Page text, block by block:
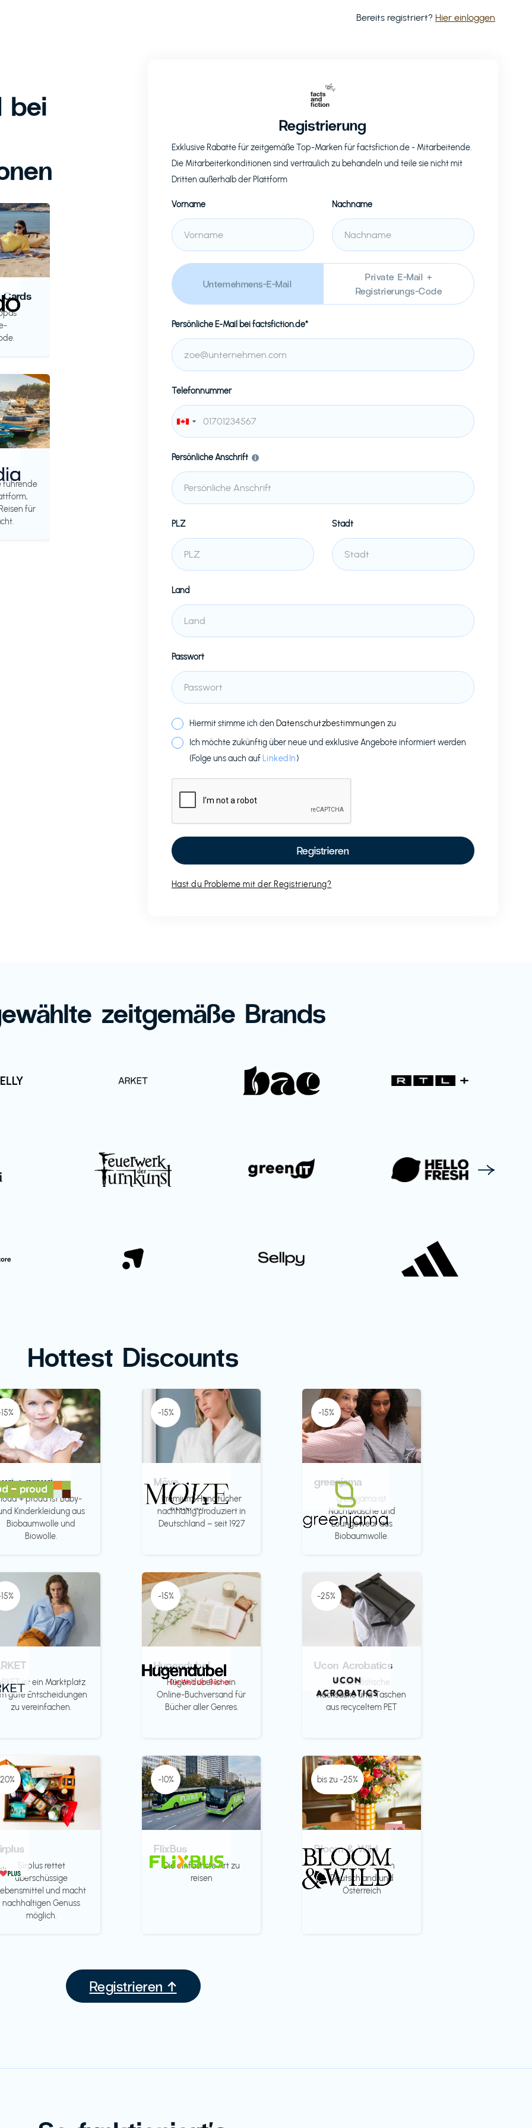
Bereits registriert? Hier einloggen
bei
Cards
führende
für
Registrierung
Exklusive Rabatte für zeitgemäße Top-Marken fürfactsfiction.de- Mitarbeitende.
Die Mitarbeiterkonditionen sind vertraulich zu behandeln und teile sie nicht mit
Dritten außerhalb der Plattform
Vorname Nachname
Unternehmens-E-Mail
Private E-Mail +
Registrierungs-Code
Persönliche E-Mail beifactsfiction.de*
Telefonnummer
Persönliche Anschrift
PLZ Stadt
Land
Passwort
Hiermit stimme ich den Datenschutzbestimmungen zu
Ich möchte zukünftig über neue und exklusive Angebote informiert werden
(Folge uns auch auf LinkedIn)
Hast du Probleme mit der Registrierung?
zeitgemäße Brands
Hottest Discounts
+ proud
loud + proud ist Baby-
Kinderkleidung aus
Biobaumwolle und
Biowolle.
-15%
Möve
Premium-Handtücher
nachhaltig produziert in
Deutschland – seit 1927
-15%
greenjama
greenjama ist
Nachtwäsche und
Loungewear aus
Biobaumwolle.
ist ein Marktplatz
gute Entscheidungen
zu vereinfachen.
-15%
Hugendubel
Hugendubel ist ein
Online-Buchversand für
Bücher aller Genres.
-25%
Ucon Acrobatics
Minimalistische
Rücksäcke und Taschen
aus recyceltem PET
Sirplus rettet
überschüssige
und macht
nachhaltigen Genuss
möglich.
-10%
FlixBus
Die einfachste Art zu
reisen
bis zu -25%
Bloom & Wild
Blumenversand in
Deutschland und
Österreich
Registrieren ↑